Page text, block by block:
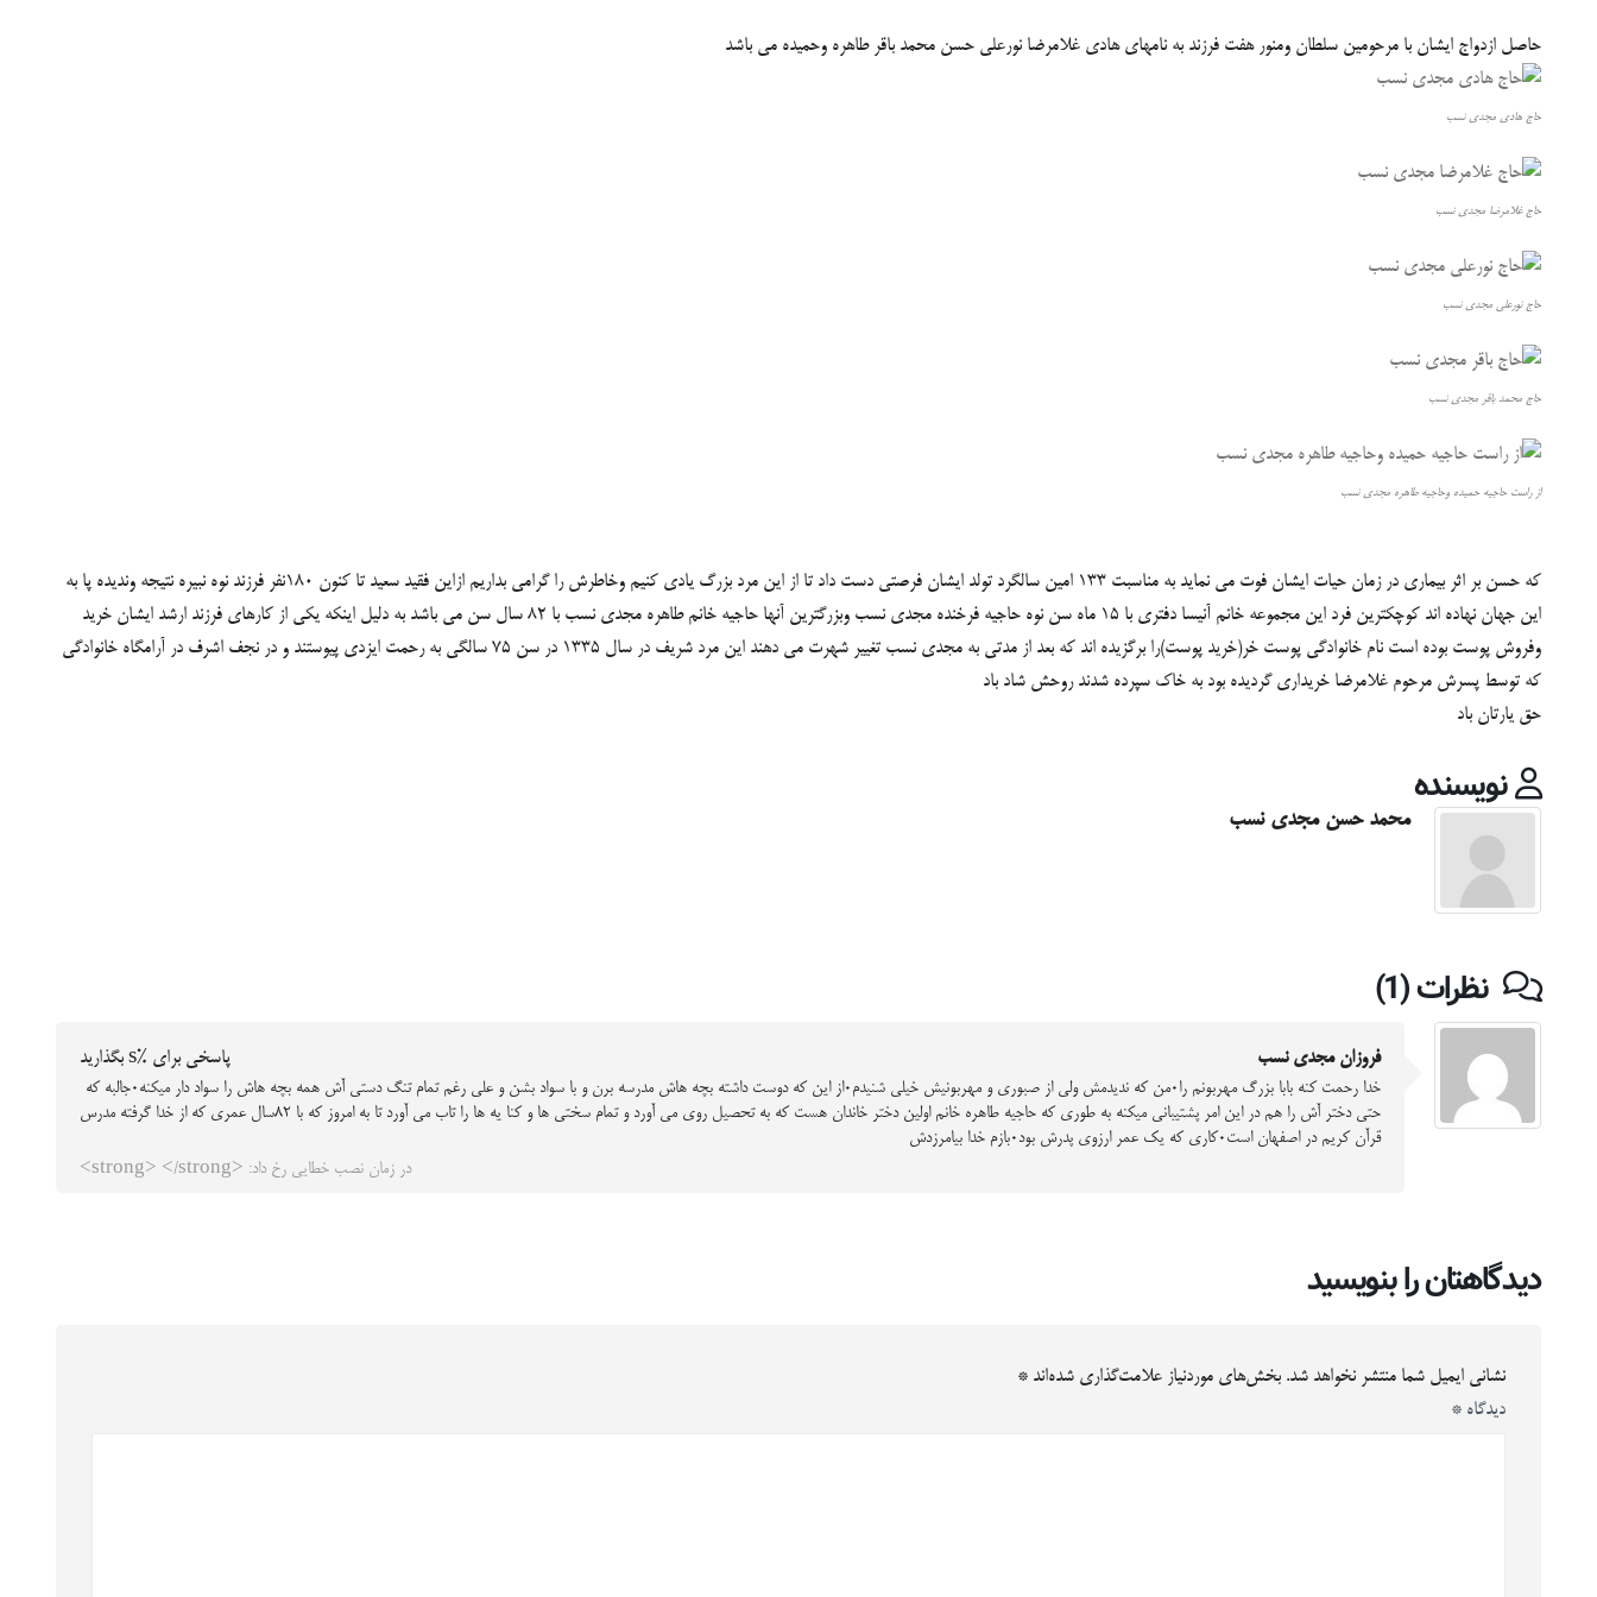
حاصل ازدواج ایشان با مرحومین سلطان ومنور هفت فرزند به نامهای هادی غلامرضا نورعلی حسن محمد باقر طاهره وحمیده می باشد
حاج هادی مجدی نسب
حاج غلامرضا مجدی نسب
حاج نورعلی مجدی نسب
حاج محمد باقر مجدی نسب
از راست حاجیه حمیده وحاجیه طاهره مجدی نسب
که حسن بر اثر بیماری در زمان حیات ایشان فوت می نماید به مناسبت 133 امین سالگرد تولد ایشان فرصتی دست داد تا از این مرد بزرگ یادی کنیم وخاطرش را گرامی بداریم ازاین فقید سعید تا کنون 180نفر فرزند نوه نبیره نتیجه وندیده پا به
این جهان نهاده اند کوچکترین فرد این مجموعه خانم آنیسا دفتری با 15 ماه سن نوه حاجیه فرخنده مجدی نسب وبزرگترین آنها حاجیه خانم طاهره مجدی نسب با 82 سال سن می باشد به دلیل اینکه یکی از کارهای فرزند ارشد ایشان خرید
وفروش پوست بوده است نام خانوادگی پوست خر(خرید پوست)را برگزیده اند که بعد از مدتی به مجدی نسب تغییر شهرت می دهند این مرد شریف در سال 1335 در سن 75 سالگی به رحمت ایزدی پیوستند و در نجف اشرف در آرامگاه خانوادگی
که توسط پسرش مرحوم غلامرضا خریداری گردیده بود به خاک سپرده شدند روحش شاد باد
حق یارتان باد
نویسنده
محمد حسن مجدی نسب
نظرات (1)
فروزان مجدی نسب پاسخی برای %s بگذارید
خدا رحمت کنه بابا بزرگ مهربونم را۰من که ندیدمش ولی از صبوری و مهربونیش خیلی شنیدم۰از این که دوست داشته بچه هاش مدرسه برن و با سواد بشن و علی رغم تمام تنگ دستی آش همه بچه هاش را سواد دار میکنه۰جالبه که
حتی دختر آش را هم در این امر پشتیبانی میکنه به طوری که حاجیه طاهره خانم اولین دختر خاندان هست که به تحصیل روی می آورد و تمام سختی ها و کنا یه ها را تاب می آورد تا به امروز که با ۸۲سال عمری که از خدا گرفته مدرس
قرآن کریم در اصفهان است۰کاری که یک عمر ارزوی پدرش بود۰بازم خدا بیامرزدش
در زمان نصب خطایی رخ داد: <strong> </strong>
دیدگاهتان را بنویسید
نشانی ایمیل شما منتشر نخواهد شد. بخش‌های موردنیاز علامت‌گذاری شده‌اند *
دیدگاه *